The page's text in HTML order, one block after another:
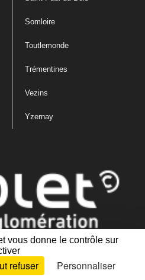
vous donne le contrôle sur
refuser
Personnaliser
Somloire
Toutlemonde
Trémentines
Vezins
Yzernay
: partiellement conforme